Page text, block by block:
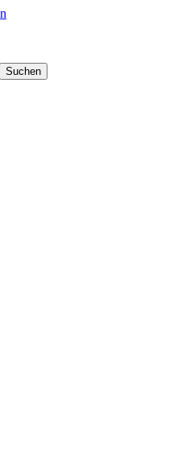
Suchen